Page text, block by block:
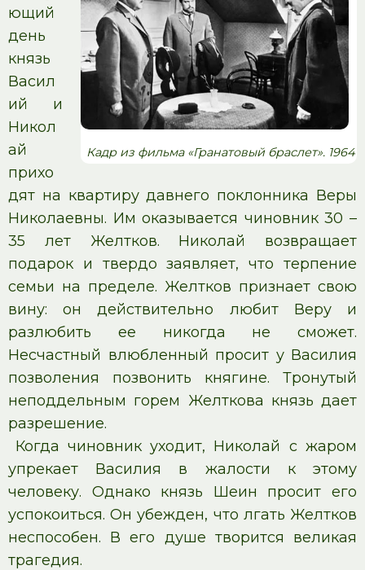
Кадр из фильма «Гранатовый браслет». 1964
ющий
день
князь
Васил
ий и
Никол
ай
прихо
дят на квартиру давнего поклонника Веры
Николаевны. Им оказывается чиновник 30 –
35 лет Желтков. Николай возвращает
подарок и твердо заявляет, что терпение
семьи на пределе. Желтков признает свою
вину: он действительно любит Веру и
разлюбить ее никогда не сможет.
Несчастный влюбленный просит у Василия
позволения позвонить княгине. Тронутый
неподдельным горем Желткова князь дает
разрешение.
Когда чиновник уходит, Николай с жаром
упрекает Василия в жалости к этому
человеку. Однако князь Шеин просит его
успокоиться. Он убежден, что лгать Желтков
неспособен. В его душе творится великая
трагедия.